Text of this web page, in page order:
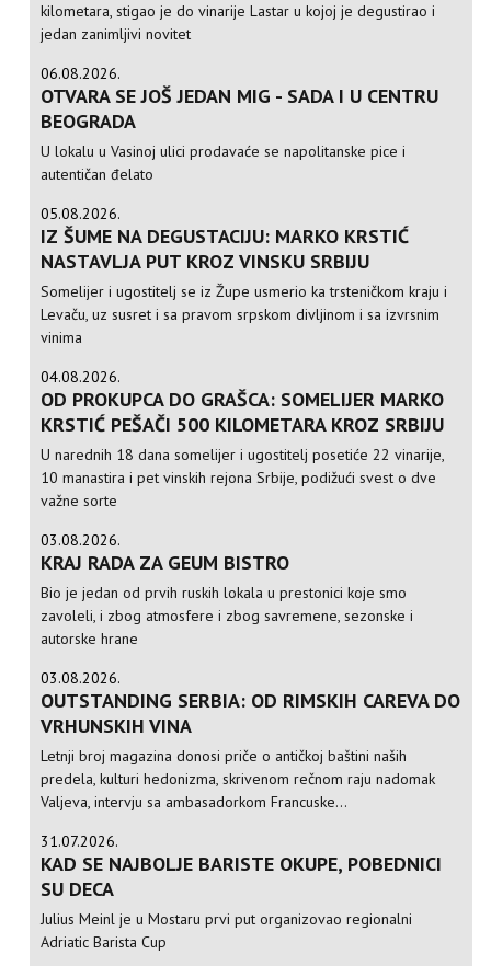
kilometara, stigao je do vinarije Lastar u kojoj je degustirao i
jedan zanimljivi novitet
06.08.2026.
OTVARA SE JOŠ JEDAN MIG - SADA I U CENTRU
BEOGRADA
U lokalu u Vasinoj ulici prodavaće se napolitanske pice i
autentičan đelato
05.08.2026.
IZ ŠUME NA DEGUSTACIJU: MARKO KRSTIĆ
NASTAVLJA PUT KROZ VINSKU SRBIJU
Somelijer i ugostitelj se iz Župe usmerio ka trsteničkom kraju i
Levaču, uz susret i sa pravom srpskom divljinom i sa izvrsnim
vinima
04.08.2026.
OD PROKUPCA DO GRAŠCA: SOMELIJER MARKO
KRSTIĆ PEŠAČI 500 KILOMETARA KROZ SRBIJU
U narednih 18 dana somelijer i ugostitelj posetiće 22 vinarije,
10 manastira i pet vinskih rejona Srbije, podižući svest o dve
važne sorte
03.08.2026.
KRAJ RADA ZA GEUM BISTRO
Bio je jedan od prvih ruskih lokala u prestonici koje smo
zavoleli, i zbog atmosfere i zbog savremene, sezonske i
autorske hrane
03.08.2026.
OUTSTANDING SERBIA: OD RIMSKIH CAREVA DO
VRHUNSKIH VINA
Letnji broj magazina donosi priče o antičkoj baštini naših
predela, kulturi hedonizma, skrivenom rečnom raju nadomak
Valjeva, intervju sa ambasadorkom Francuske...
31.07.2026.
KAD SE NAJBOLJE BARISTE OKUPE, POBEDNICI
SU DECA
Julius Meinl je u Mostaru prvi put organizovao regionalni
Adriatic Barista Cup